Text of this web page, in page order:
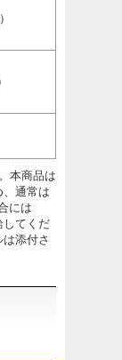
本商品は
、通常は
には
してくだ
添付さ